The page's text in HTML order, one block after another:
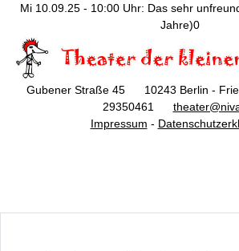
Mi 10.09.25 - 10:00 Uhr: Das sehr
Jahre)0
Gubener Straße 45 10243 Berlin -
29350461
Impressum -